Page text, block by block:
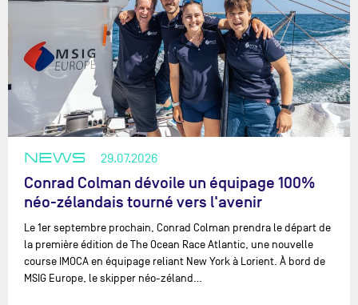
NEWS 29.07.2026
Conrad Colman dévoile un équipage 100%
néo-zélandais tourné vers l'avenir
Le 1er septembre prochain, Conrad Colman prendra le départ de
la première édition de The Ocean Race Atlantic, une nouvelle
course IMOCA en équipage reliant New York à Lorient. À bord de
MSIG Europe, le skipper néo-zéland…